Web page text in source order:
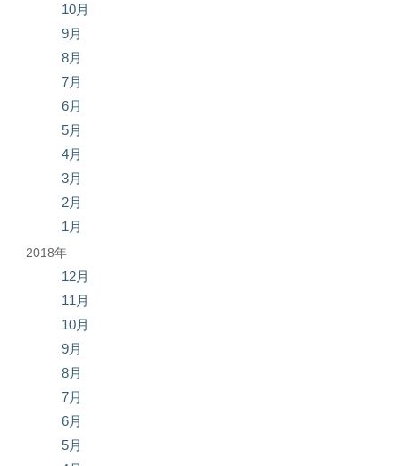
10月
9月
8月
7月
6月
5月
4月
3月
2月
1月
2018年
12月
11月
10月
9月
8月
7月
6月
5月